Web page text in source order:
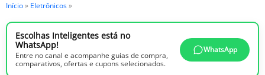
Início» Eletrônicos»
Escolhas Inteligentes está no
WhatsApp!
Entre no canal e acompanhe guias de compra,
comparativos, ofertas e cupons selecionados.
WhatsApp